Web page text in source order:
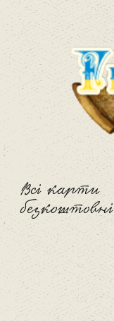
Всі карти
безкоштовні